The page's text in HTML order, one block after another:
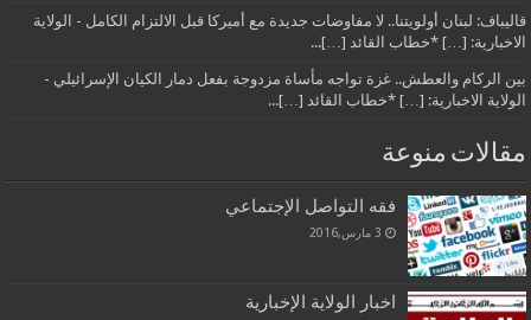
قاليباف: لبنان أولويتنا.. لا مفاوضات جديدة مع أميركا قبل الالتزام الكامل - الولاية
الاخبارية: […] *خطاب القائد […]...
بين الركام والعطش.. غزة تواجه مأساة مزدوجة بفعل دمار الكيان الإسرائيلي -
الولاية الاخبارية: […] *خطاب القائد […]...
مقالات منوعة
فقه التواصل الإجتماعي
3 مارس,2016
اخبار الولاية الإخبارية